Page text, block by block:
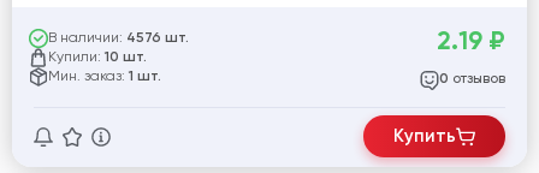
В наличии: 4576 шт.
Купили: 10 шт.
Мин. заказ: 1 шт.
2.19 ₽
0 отзывов
Купить